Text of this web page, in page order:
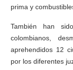
prima y
También han
colombianos,
aprehendidos 12
por los diferentes